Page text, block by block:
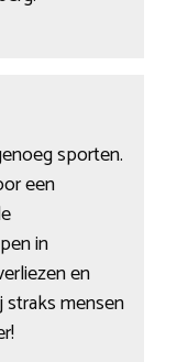
sporten.
een
in
en
straks mensen